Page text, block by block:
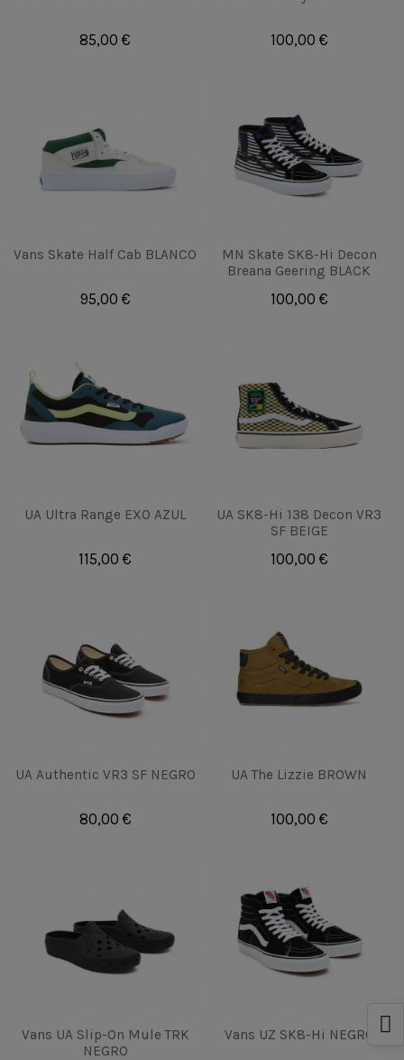
85,00 € 100,00 €
Vans Skate Half Cab BLANCO
95,00 €
MN Skate SK8-Hi Decon
Breana Geering BLACK
100,00 €
UA Ultra Range EXO AZUL
115,00 €
UA SK8-Hi 138 Decon VR3
SF BEIGE
100,00 €
UA Authentic VR3 SF NEGRO
80,00 €
UA The Lizzie BROWN
100,00 €
Vans UA Slip-On Mule TRK
NEGRO
Vans UZ SK8-Hi NEGRO